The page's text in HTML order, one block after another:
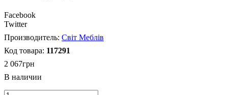
Facebook
Twitter
Світ Меблів
117291
2 067грн